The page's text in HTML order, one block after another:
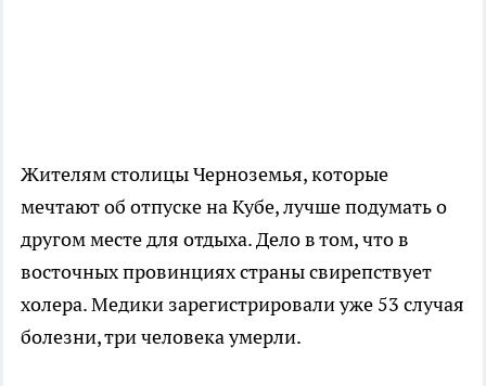
Жителям столицы Черноземья, которые
мечтают об отпуске на Кубе, лучше подумать о
другом месте для отдыха. Дело в том, что в
восточных провинциях страны свирепствует
холера. Медики зарегистрировали уже 53 случая
болезни, три человека умерли.